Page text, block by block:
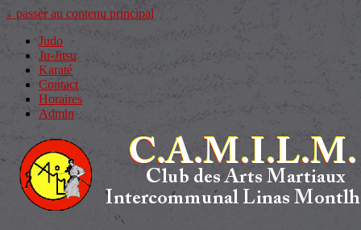
↓ passer au contenu principal
Judo
Ju-Jitsu
Karaté
Contact
Horaires
Admin